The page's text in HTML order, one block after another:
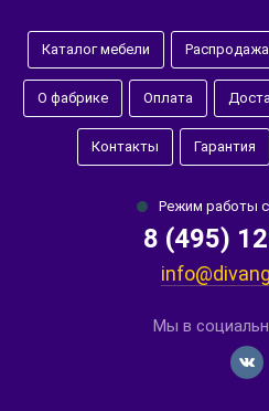
Каталог мебели Распродажа
О фабрике Оплата
Контакты Гарантия
Режим работы с
8 (495)
Мы в